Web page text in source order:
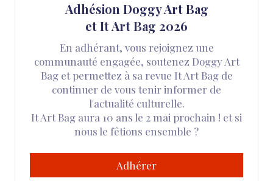
Adhésion Doggy Art Bag
et It Art Bag 2026
En adhérant, vous rejoignez une
communauté engagée, soutenez Doggy Art
Bag et permettez à sa revue It Art Bag de
continuer de vous tenir informer de
l'actualité culturelle.
It Art Bag aura 10 ans le 2 mai prochain ! et si
nous le fêtions ensemble ?
Adhérer